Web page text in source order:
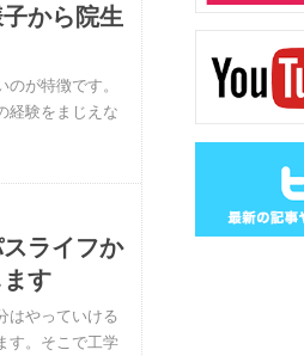
から院生
が特徴です。
経験をまじえな
ライフか
す
はやっていける
す。そこで工学